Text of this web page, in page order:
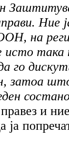
Ние
на
така
го
затоа
и
ја